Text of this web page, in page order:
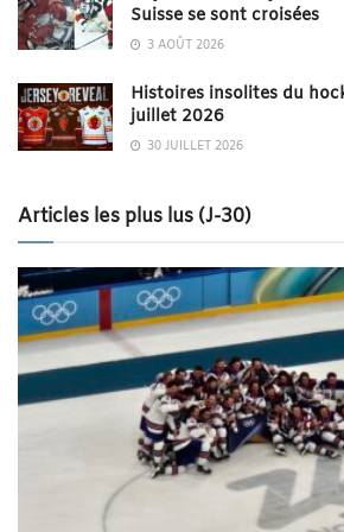
Suisse se sont croisées
3 AOÛT 2026
Histoires insolites du
juillet 2026
30 JUILLET 2026
Articles les plus lus (J-30)